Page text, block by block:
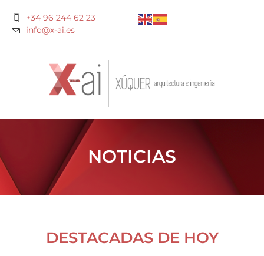
+34 96 244 62 23
info@x-ai.es
NOTICIAS
DESTACADAS DE HOY